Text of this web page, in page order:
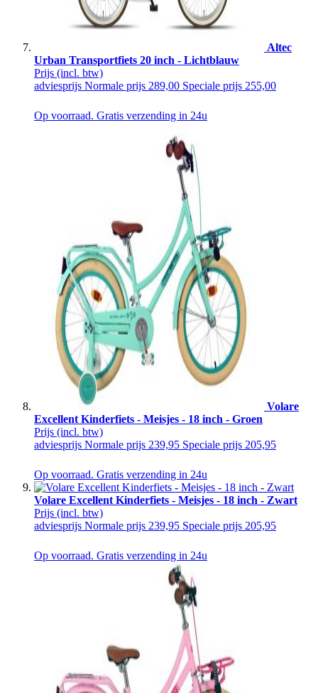
Altec
Urban Transportfiets 20 inch - Lichtblauw
Prijs (incl. btw)
adviesprijs Normale prijs 289,00 Speciale prijs 255,00
Op voorraad. Gratis verzending in 24u
Volare
Excellent Kinderfiets - Meisjes - 18 inch - Groen
Prijs (incl. btw)
adviesprijs Normale prijs 239,95 Speciale prijs 205,95
Op voorraad. Gratis verzending in 24u
Volare Excellent Kinderfiets - Meisjes - 18 inch - Zwart
Prijs (incl. btw)
adviesprijs Normale prijs 239,95 Speciale prijs 205,95
Op voorraad. Gratis verzending in 24u